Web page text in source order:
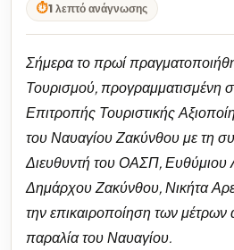
⏱1 λεπτό ανάγνωσης
Σήμερα το πρωί
Τουρισμού, προγραμματισμένη
Επιτροπής Τουριστικής
του Ναυαγίου Ζακύνθου με τη
Διευθυντή του ΟΑΣΠ, Ευθύμιου
Δημάρχου Ζακύνθου, Νικήτα
την επικαιροποίηση των μέτρων
παραλία του Ναυαγίου.